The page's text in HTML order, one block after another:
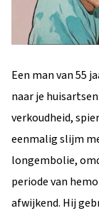
Een man van 55
naar je
verkoudheid,
eenmalig slijm
longembolie,
periode van
afwijkend. Hij